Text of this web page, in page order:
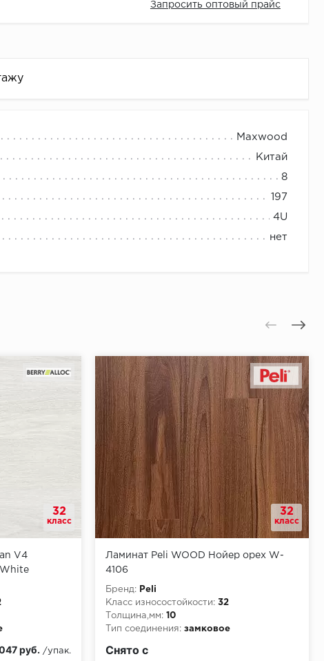
Запросить оптовый прайс
Maxwood
Китай
8
197
4U
нет
32
класс
V4
White
руб. /упак.
32
класс
Ламинат Peli WOOD Нойер орех W-
4106
Бренд:
Peli
Класс износостойкости: 32
Толщина,мм: 10
Тип соединения: замковое
Снято с